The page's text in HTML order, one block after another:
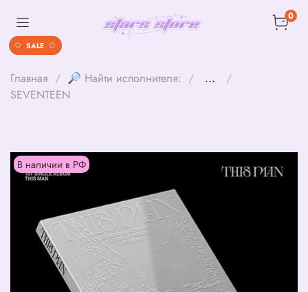
0
Главная 🔎 Найти исполнителя:
...
SEVENTEEN
В наличии в РФ